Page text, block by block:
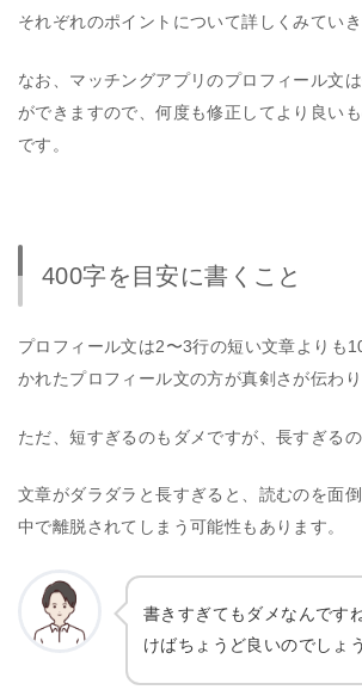
それぞれのポイントについて詳しくみていき
なお、マッチングアプリのプロフィール文
ができますので、何度も修正してより良い
です。
400字を目安に書くこと
プロフィール文は2〜3行の短い文章よりも
かれたプロフィール文の方が真剣さが伝わり
ただ、短すぎるのもダメですが、長すぎるの
文章がダラダラと長すぎると、読むのを面
中で離脱されてしまう可能性もあります。
書きすぎてもダメなんです
けばちょうど良いのでしょ